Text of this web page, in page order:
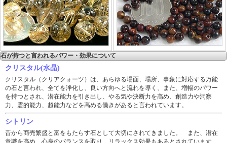
石が持つと言われるパワー・効果について
クリスタル(水晶)
クリスタル（クリアクォーツ）は、あらゆる場面、場所、事象に対応する万能
の石と言われ、全てを浄化し、良い方向へと流れを導く、また、増幅のパワー
を持つとされ、潜在能力を引き出し、やる気や決断力を高め、創造力や洞察
力、霊的能力、超能力などを高める働きがあると言われています。
シトリン
昔から商売繁盛と富をもたらす石として大切にされてきました。 また、潜在
意識を高め、心身のバランスを取り、リラックス効果もあるとされています。